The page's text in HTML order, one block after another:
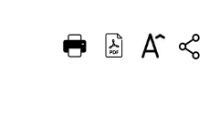
ITALIANO